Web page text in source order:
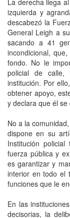
izquierda y
descabezó la
General Leigh a
sacando a 41
incondicional,
fondo. No le
policial de
institución. Por
obtener apoyo,
y declara que él
No a la
dispone en su
Institución
fuerza pública y
es garantizar y
interior en todo el
funciones que le
En las
decisorias, la